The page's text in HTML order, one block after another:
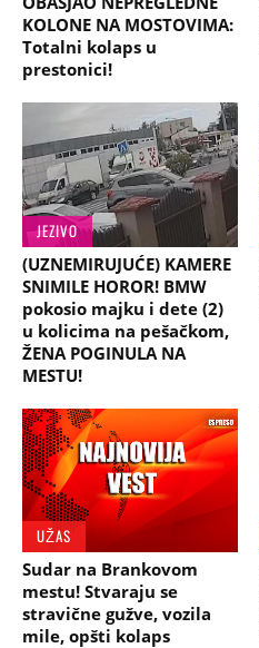
KOLONE NA MOSTOVIMA:
Totalni kolaps u
prestonici!
JEZIVO
(UZNEMIRUJUĆE) KAMERE
SNIMILE HOROR! BMW
pokosio majku i dete (2)
u kolicima na pešačkom,
ŽENA POGINULA NA
MESTU!
UŽAS
Sudar na Brankovom
mestu! Stvaraju se
stravične gužve, vozila
mile, opšti kolaps